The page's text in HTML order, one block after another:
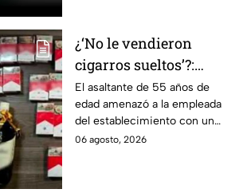
¿‘No le vendieron
cigarros sueltos’?:
Detienen a hombre tras
asaltar una tienda y
llevarse más de 30
cajetillas en Iztapalapa
El asaltante de 55 años de
edad amenazó a la empleada
del establecimiento con un
arma de fuego, llevándose
06 agosto, 2026